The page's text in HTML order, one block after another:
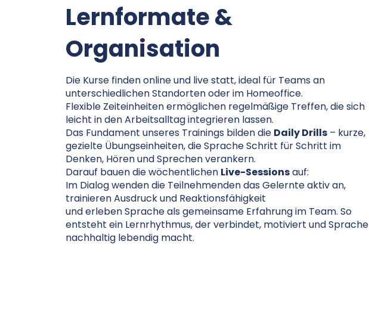
Lernformate &
Organisation
Die Kurse finden online und live statt, ideal für Teams an
unterschiedlichen Standorten oder im Homeoffice.
Flexible Zeiteinheiten ermöglichen regelmäßige Treffen, die sich
leicht in den Arbeitsalltag integrieren lassen.
Das Fundament unseres Trainings bilden die Daily Drills – kurze,
gezielte Übungseinheiten, die Sprache Schritt für Schritt im
Denken, Hören und Sprechen verankern.
Darauf bauen die wöchentlichen Live-Sessionsauf:
Im Dialog wenden die Teilnehmenden das Gelernte aktiv an,
trainieren Ausdruck und Reaktionsfähigkeit
und erleben Sprache als gemeinsame Erfahrung im Team. So
entsteht ein Lernrhythmus, der verbindet, motiviert und Sprache
nachhaltig lebendig macht.